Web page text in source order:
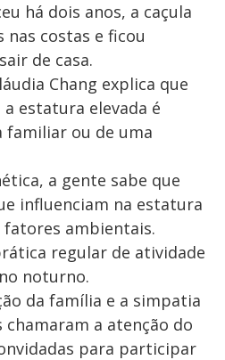
há dois anos, a caçula
costas e ficou
de casa.
Chang explica que
estatura elevada é
familiar ou de uma
a gente sabe que
influenciam na estatura
ambientais.
regular de atividade
noturno.
da família e a simpatia
a atenção do
para participar